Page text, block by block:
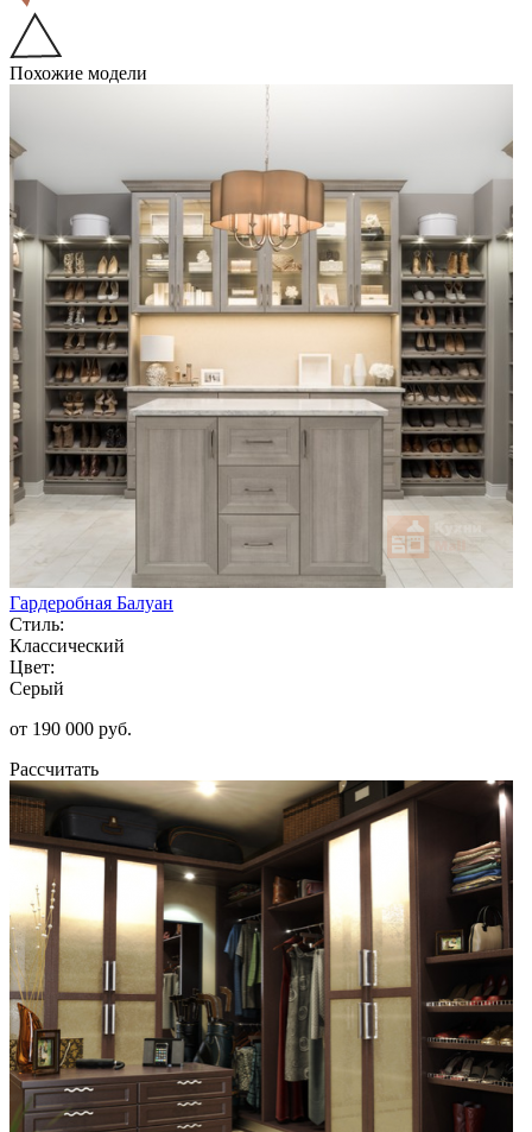
Похожие модели
Гардеробная Балуан
Стиль:
Классический
Цвет:
Серый
от 190 000 руб.
Рассчитать